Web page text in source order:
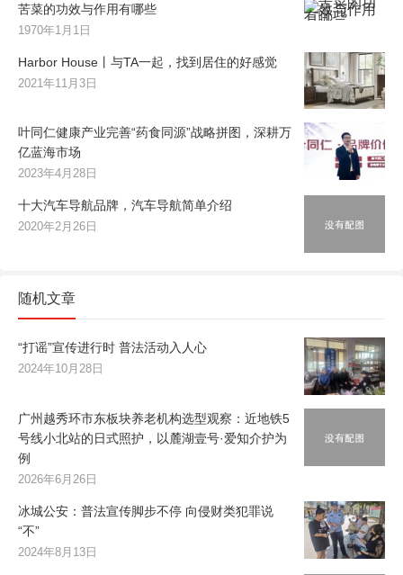
苦菜的功效与作用有哪些
1970年1月1日
Harbor House丨与TA一起，找到居住的好感觉
2021年11月3日
叶同仁健康产业完善“药食同源”战略拼图，深耕万
亿蓝海市场
2023年4月28日
十大汽车导航品牌，汽车导航简单介绍
2020年2月26日
随机文章
“打谣”宣传进行时 普法活动入人心
2024年10月28日
广州越秀环市东板块养老机构选型观察：近地铁5
号线小北站的日式照护，以麓湖壹号·爱知介护为
例
2026年6月26日
冰城公安：普法宣传脚步不停 向侵财类犯罪说
“不”
2024年8月13日